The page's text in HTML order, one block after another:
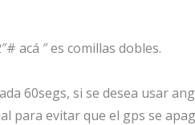
acá ″ es comillas dobles.
60segs, si se desea usar
para evitar que el gps se